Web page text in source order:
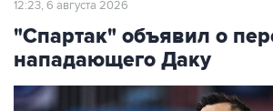
12:23, 6 августа 2026
"Спартак" объявил о
нападающего Даку